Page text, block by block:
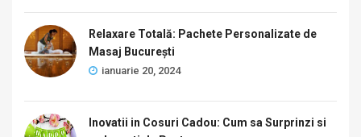
Relaxare Totală: Pachete Personalizate de
Masaj București
ianuarie 20, 2024
Inovatii in Cosuri Cadou: Cum sa Surprinzi si